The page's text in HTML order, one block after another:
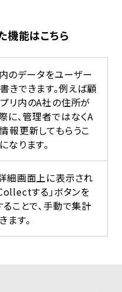
機能はこちら
のデータをユーザー
きできます。例えば顧
リ内のA社の住所が
に、管理者ではなくA
報更新してもらうこ
なります。
細画面上に表示され
する」ボタンを
ることで、手動で集計
ます。